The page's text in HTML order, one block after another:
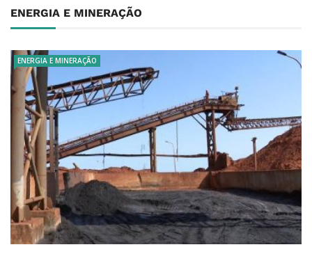
ENERGIA E MINERAÇÃO
ENERGIA E MINERAÇÃO